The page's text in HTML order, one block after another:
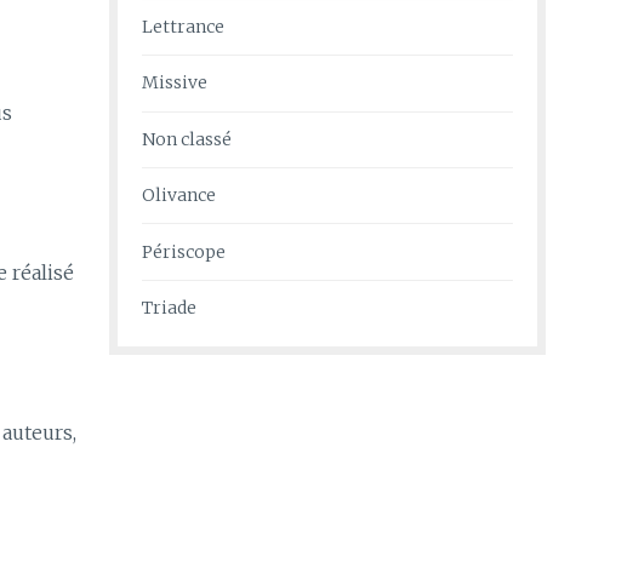
réalisé
Lettrance
Missive
Non classé
Olivance
Périscope
Triade